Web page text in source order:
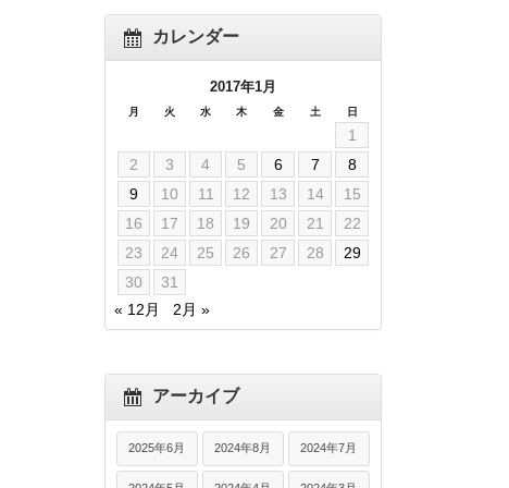
カレンダー
2017年1月
月 火 水 木 金 土 日
1
2
3 4 5 6 7
8
9
10 11 12 13 14
15
16
17 18 19 20 21
22
23
24 25 26 27 28
29
30
31
« 12月
2月 »
アーカイブ
2025年6月 2024年8月 2024年7月